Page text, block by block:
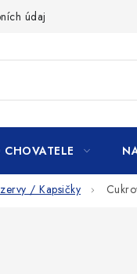
údajů
CHOVATELE
/ Kapsičky